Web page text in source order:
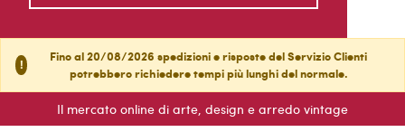
!
Fino al 20/08/2026 spedizioni e risposte del Servizio Clienti
potrebbero richiedere tempi più lunghi del normale.
Il mercato online di arte, design e arredo vintage